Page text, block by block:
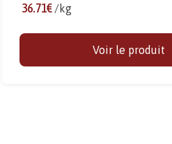
36.71€ /kg
Voir le produit